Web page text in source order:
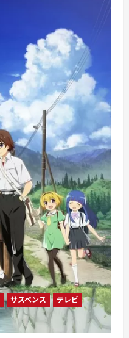
サスペンス
テレビ